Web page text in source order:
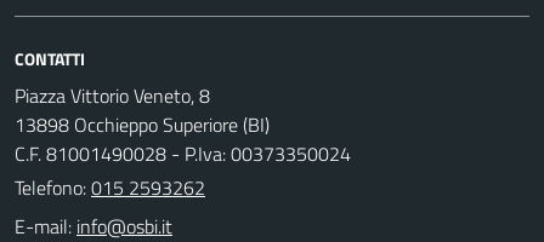
CONTATTI
Piazza Vittorio Veneto, 8
13898 Occhieppo Superiore (BI)
C.F. 81001490028 - P.Iva: 00373350024
Telefono:015 2593262
E-mail: